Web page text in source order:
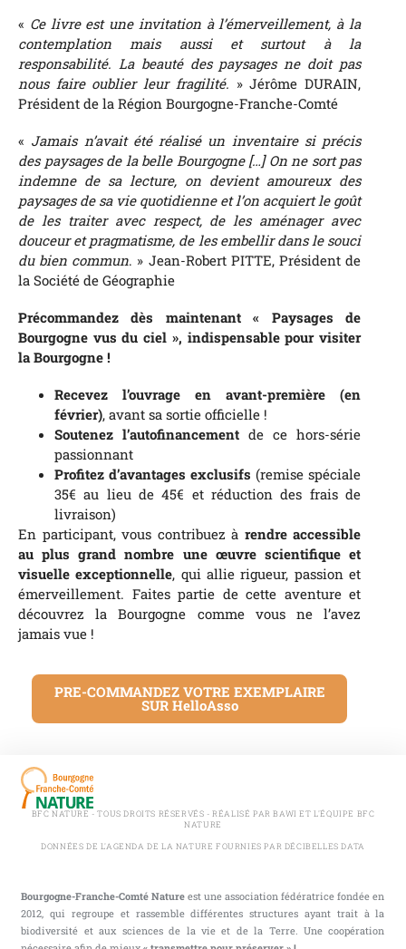
« Ce livre est une invitation à l’émerveillement, à la
contemplation mais aussi et surtout à la
responsabilité. La beauté des paysages ne doit pas
nous faire oublier leur fragilité. » Jérôme DURAIN,
Président de la Région Bourgogne-Franche-Comté
« Jamais n’avait été réalisé un inventaire si précis
des paysages de la belle Bourgogne […] On ne sort pas
indemne de sa lecture, on devient amoureux des
paysages de sa vie quotidienne et l’on acquiert le goût
de les traiter avec respect, de les aménager avec
douceur et pragmatisme, de les embellir dans le souci
du bien commun. » Jean-Robert PITTE, Président de
la Société de Géographie
Précommandez dès maintenant « Paysages de
Bourgogne vus du ciel », indispensable pour visiter
la Bourgogne !
Recevez l’ouvrage en avant-première (en
février), avant sa sortie officielle !
Soutenez l’autofinancement de ce hors-série
passionnant
Profitez d’avantages exclusifs (remise spéciale
35€ au lieu de 45€ et réduction des frais de
livraison)
En participant, vous contribuez à rendre accessible
au plus grand nombre une œuvre scientifique et
visuelle exceptionnelle, qui allie rigueur, passion et
émerveillement. Faites partie de cette aventure et
découvrez la Bourgogne comme vous ne l’avez
jamais vue !
PRE-COMMANDEZ VOTRE EXEMPLAIRE
SUR HelloAsso
BFC NATURE - TOUS DROITS RÉSERVÉS - RÉALISÉ PAR BAWI ET L'ÉQUIPE BFC
NATURE
DONNÉES DE L'AGENDA DE LA NATURE FOURNIES PAR DÉCIBELLES DATA
Bourgogne-Franche-Comté Nature est une association fédératrice fondée en
2012, qui regroupe et rassemble différentes structures ayant trait à la
biodiversité et aux sciences de la vie et de la Terre. Une coopération